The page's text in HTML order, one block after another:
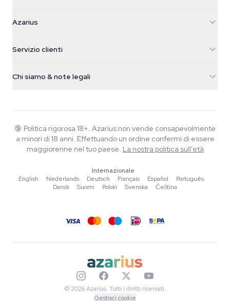
Galvaniweg 11
Nederland
+31(0)204897914
Azarius
Smokeshop
Servizio clienti
FAQ
Informativa sulla privacy
Chi siamo & note legali
Wiki
Blog
Musica
Linee guida editoriali
Strumenti e Calcolatori
🔞 Politica rigorosa 18+. Azarius non vende consapevolmente
a minori di 18 anni. Effettuando un ordine confermi di essere
maggiorenne nel tuo paese. La nostra politica sull'età
Internazionale
English
·Nederlands ·Deutsch ·Français ·Español ·Português
·
Dansk
·Suomi ·Polski ·Svenska ·Čeština
© 2026 Azarius. Tutti i diritti riservati.
Gestisci cookie